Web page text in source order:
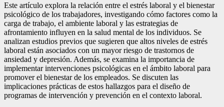
Este artículo explora la relación entre el estrés laboral y el bienestar
psicológico de los trabajadores, investigando cómo factores como la
carga de trabajo, el ambiente laboral y las estrategias de
afrontamiento influyen en la salud mental de los individuos. Se
analizan estudios previos que sugieren que altos niveles de estrés
laboral están asociados con un mayor riesgo de trastornos de
ansiedad y depresión. Además, se examina la importancia de
implementar intervenciones psicológicas en el ámbito laboral para
promover el bienestar de los empleados. Se discuten las
implicaciones prácticas de estos hallazgos para el diseño de
programas de intervención y prevención en el contexto laboral.